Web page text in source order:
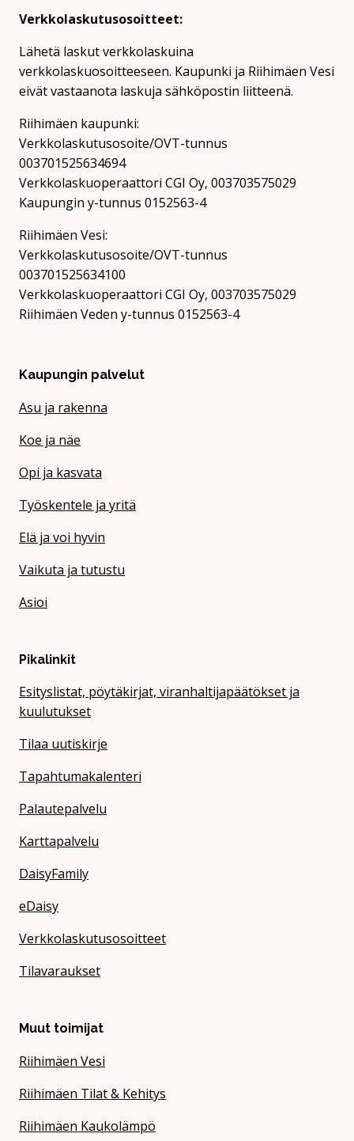
Verkkolaskutusosoitteet:
Lähetä laskut verkkolaskuina
verkkolaskuosoitteeseen. Kaupunki ja Riihimäen Vesi
eivät vastaanota laskuja sähköpostin liitteenä.
Riihimäen kaupunki:
Verkkolaskutusosoite/OVT-tunnus
003701525634694
Verkkolaskuoperaattori CGI Oy, 003703575029
Kaupungin y-tunnus 0152563-4
Rii­hi­mäen Vesi:
Verkkolaskutusosoite/OVT-tunnus
003701525634100
Verkkolaskuoperaattori CGI Oy, 003703575029
Riihimäen Veden y-tunnus 0152563-4
Kaupungin palvelut
Asu ja rakenna
Koe ja näe
Opi ja kasvata
Työskentele ja yritä
Elä ja voi hyvin
Vaikuta ja tutustu
Asioi
Pikalinkit
Esityslistat, pöytäkirjat, viranhaltijapäätökset ja
kuulutukset
Tilaa uutiskirje
Tapahtumakalenteri
Palautepalvelu
Karttapalvelu
DaisyFamily
eDaisy
Verkkolaskutusosoitteet
Tilavaraukset
Muut toimijat
Riihimäen Vesi
Riihimäen Tilat & Kehitys
Riihimäen Kaukolämpö